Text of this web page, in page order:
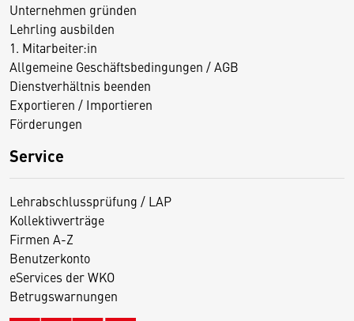
Unternehmen gründen
Lehrling ausbilden
1. Mitarbeiter:in
Allgemeine Geschäftsbedingungen / AGB
Dienstverhältnis beenden
Exportieren / Importieren
Förderungen
Service
Lehrabschlussprüfung / LAP
Kollektivverträge
Firmen A-Z
Benutzerkonto
eServices der WKO
Betrugswarnungen